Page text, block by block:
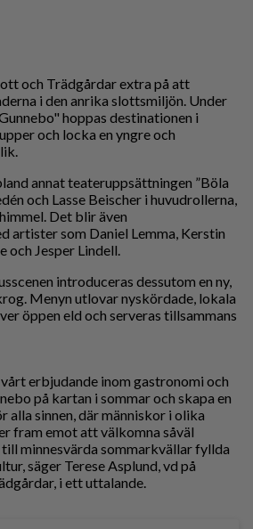
och Trädgårdar extra på att
i den anrika slottsmiljön. Under
hoppas destinationen i
och locka en yngre och
annat teateruppsättningen ”Böla
och Lasse Beischer i huvudrollerna,
Det blir även
artister som Daniel Lemma, Kerstin
och Jesper Lindell.
introduceras dessutom en ny,
Menyn utlovar nyskördade, lokala
öppen eld och serveras tillsammans
erbjudande inom gastronomi och
på kartan i sommar och skapa en
alla sinnen, där människor i olika
fram emot att välkomna såväl
minnesvärda sommarkvällar fyllda
säger Terese Asplund, vd på
i ett uttalande.